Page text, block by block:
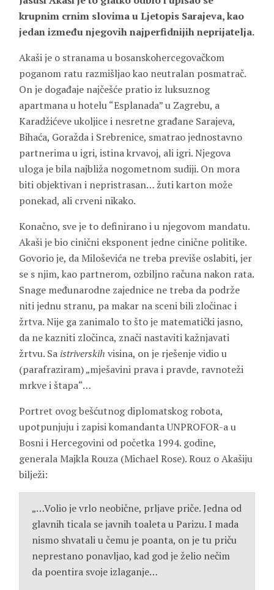
krupnim crnim slovima u Ljetopis Sarajeva, kao
jedan između njegovih najperfidnijih neprijatelja.
Akaši je o stranama u bosanskohercegovačkom
poganom ratu razmišljao kao neutralan posmatrač.
On je događaje najčešće pratio iz luksuznog
apartmana u hotelu “Esplanada” u Zagrebu, a
Karadžićeve ukoljice i nesretne građane Sarajeva,
Bihaća, Goražda i Srebrenice, smatrao jednostavno
partnerima u igri, istina krvavoj, ali igri. Njegova
uloga je bila najbliža nogometnom sudiji. On mora
biti objektivan i nepristrasan… žuti karton može
ponekad, ali crveni nikako.
Konačno, sve je to definirano i u njegovom mandatu.
Akaši je bio cinični eksponent jedne cinične politike.
Govorio je, da Miloševića ne treba previše oslabiti, jer
se s njim, kao partnerom, ozbiljno računa nakon rata.
Snage međunarodne zajednice ne treba da podrže
niti jednu stranu, pa makar na sceni bili zločinac i
žrtva. Nije ga zanimalo to što je matematički jasno,
da ne kazniti zločinca, znači nastaviti kažnjavati
žrtvu. Sa istriverskih visina, on je rješenje vidio u
(parafraziram) „mješavini prava i pravde, ravnoteži
mrkve i štapa“…
Portret ovog bešćutnog diplomatskog robota,
upotpunjuju i zapisi komandanta UNPROFOR-a u
Bosni i Hercegovini od početka 1994. godine,
generala Majkla Rouza (Michael Rose). Rouz o Akašiju
bilježi:
„…Volio je vrlo neobične, prljave priče. Jedna od
glavnih ticala se javnih toaleta u Parizu. I mada
nismo shvatali u čemu je poanta, on je tu priču
neprestano ponavljao, kad god je želio nečim
da poentira svoje izlaganje…